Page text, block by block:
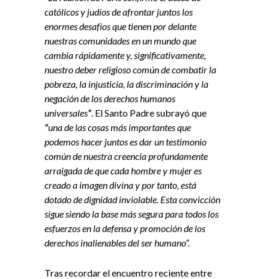
católicos y judíos de afrontar juntos los
enormes desafíos que tienen por delante
nuestras comunidades en un mundo que
cambia rápidamente y, significativamente,
nuestro deber religioso común de combatir la
pobreza, la injusticia, la discriminación y la
negación de los derechos humanos
universales”. El Santo Padre subrayó que
“una de las cosas más importantes que
podemos hacer juntos es dar un testimonio
común de nuestra creencia profundamente
arraigada de que cada hombre y mujer es
creado a imagen divina y por tanto, está
dotado de dignidad inviolable. Esta convicción
sigue siendo la base más segura para todos los
esfuerzos en la defensa y promoción de los
derechos inalienables del ser humano”.
Tras recordar el encuentro reciente entre